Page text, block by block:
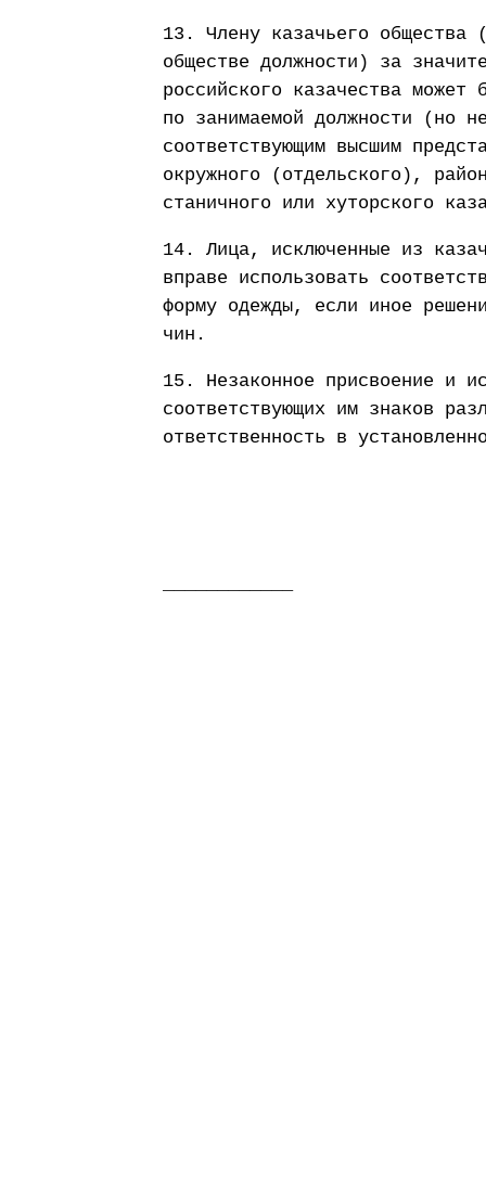
13. Члену казачьего общества
обществе должности) за
российского казачества
по занимаемой должности (но
соответствующим высшим
окружного (отдельского),
станичного или хуторского
14. Лица, исключенные из
вправе использовать
форму одежды, если иное
чин.
15. Незаконное присвоение и
соответствующих им знаков
ответственность в